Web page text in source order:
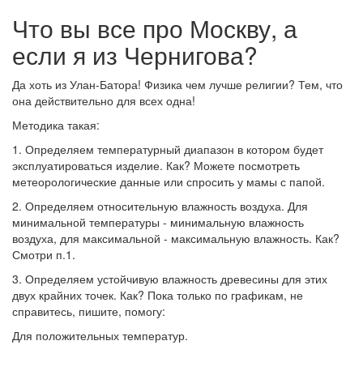
Что вы все про Москву, а
если я из Чернигова?
Да хоть из Улан-Батора! Физика чем лучше религии? Тем, что
она действительно для всех одна!
Методика такая:
1. Определяем температурный диапазон в котором будет
эксплуатироваться изделие. Как? Можете посмотреть
метеорологические данные или спросить у мамы с папой.
2. Определяем относительную влажность воздуха. Для
минимальной температуры - минимальную влажность
воздуха, для максимальной - максимальную влажность. Как?
Смотри п.1.
3. Определяем устойчивую влажность древесины для этих
двух крайних точек. Как? Пока только по графикам, не
справитесь, пишите, помогу:
Для положительных температур.